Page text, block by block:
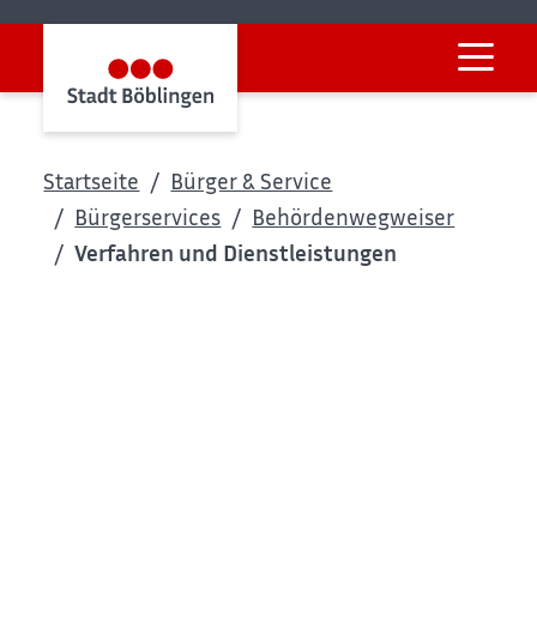
Startseite
Bürger & Service
Bürgerservices
Behördenwegweiser
Verfahren und Dienstleistungen